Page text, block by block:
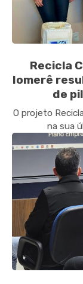
Recicla
Iomerê
de
O projeto
na sua